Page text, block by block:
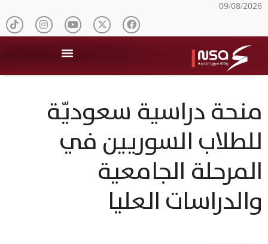
09/08/2026
منحة دراسية سعوديّة
للطلاب السوريين في
المرحلة الجامعية
والدراسات العليا